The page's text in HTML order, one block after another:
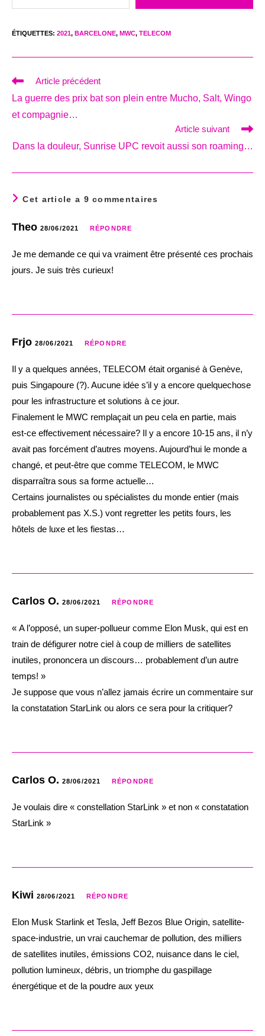
ÉTIQUETTES: 2021, BARCELONE, MWC, TELECOM
Read
articles
Article précédent
La guerre des prix bat son plein entre Mucho, Salt, Wingo
et compagnie…
Article suivant
Dans la douleur, Sunrise UPC revoit aussi son roaming…
Cet article a 9 commentaires
Theo 28/06/2021 RÉPONDRE
Je me demande ce qui va vraiment être présenté ces prochais
jours. Je suis très curieux!
Frjo 28/06/2021 RÉPONDRE
Il y a quelques années, TELECOM était organisé à Genève,
puis Singapoure (?). Aucune idée s’il y a encore quelquechose
pour les infrastructure et solutions à ce jour.
Finalement le MWC remplaçait un peu cela en partie, mais
est-ce effectivement nécessaire? Il y a encore 10-15 ans, il n’y
avait pas forcément d’autres moyens. Aujourd’hui le monde a
changé, et peut-être que comme TELECOM, le MWC
disparraîtra sous sa forme actuelle…
Certains journalistes ou spécialistes du monde entier (mais
probablement pas X.S.) vont regretter les petits fours, les
hôtels de luxe et les fiestas…
Carlos O. 28/06/2021 RÉPONDRE
« A l’opposé, un super-pollueur comme Elon Musk, qui est en
train de défigurer notre ciel à coup de milliers de satellites
inutiles, prononcera un discours… probablement d’un autre
temps! »
Je suppose que vous n’allez jamais écrire un commentaire sur
la constatation StarLink ou alors ce sera pour la critiquer?
Carlos O. 28/06/2021 RÉPONDRE
Je voulais dire « constellation StarLink » et non « constatation
StarLink »
Kiwi 28/06/2021 RÉPONDRE
Elon Musk Starlink et Tesla, Jeff Bezos Blue Origin, satellite-
space-industrie, un vrai cauchemar de pollution, des milliers
de satellites inutiles, émissions CO2, nuisance dans le ciel,
pollution lumineux, débris, un triomphe du gaspillage
énergétique et de la poudre aux yeux